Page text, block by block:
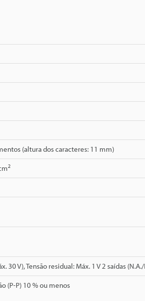
(altura dos caracteres: 11 mm)
2
30 V), Tensão residual: Máx. 1 V 2 saídas
(P-P) 10 % ou menos